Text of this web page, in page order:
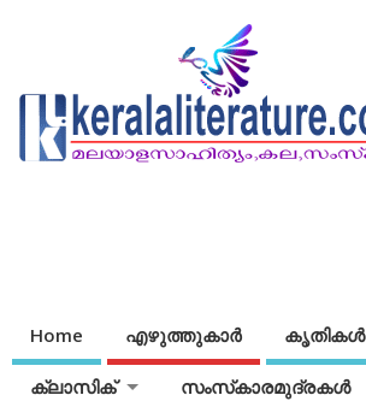
Home എഴുത്തുകാര്‍ കൃതികൾ
ക്ലാസിക് സംസ്‌കാരമുദ്രകള്‍